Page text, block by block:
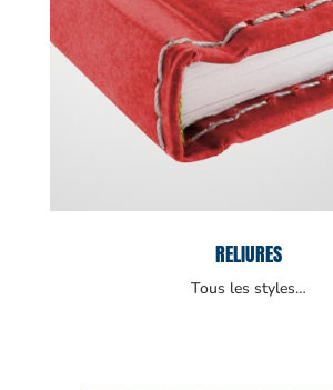
RELIURES
Tous les styles…